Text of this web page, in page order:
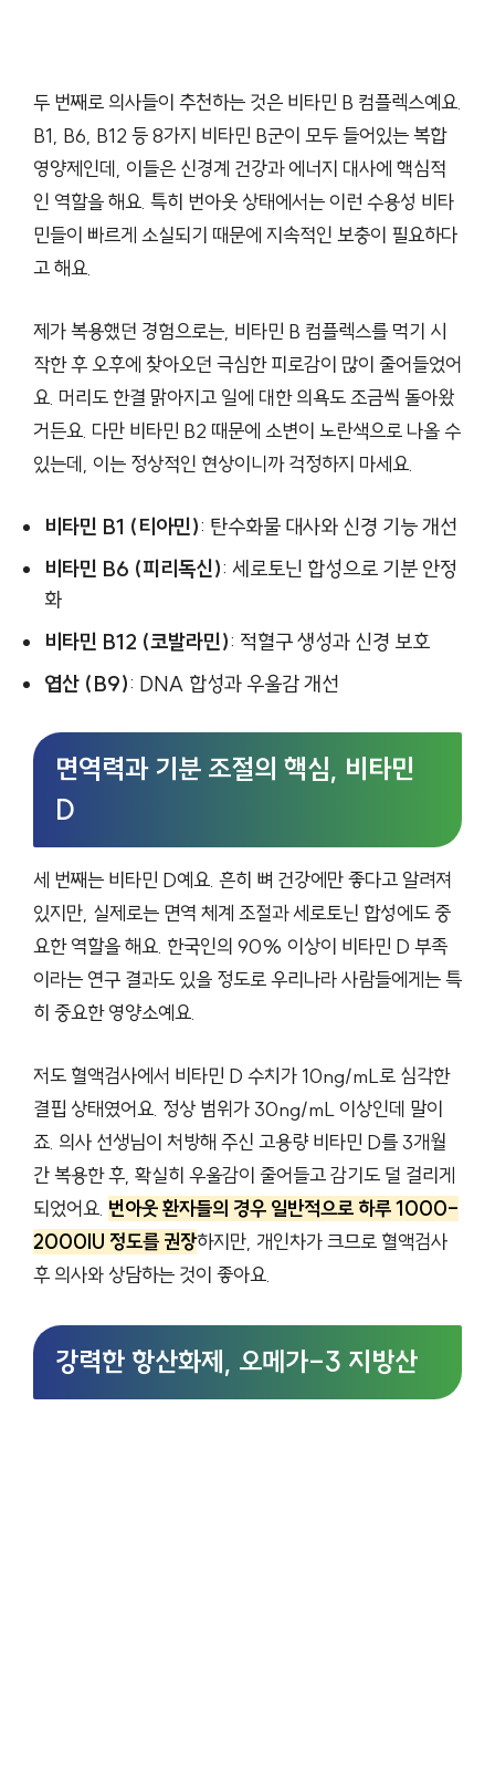
두 번째로 의사들이 추천하는 것은 비타민 B 컴플렉스예요.
B1, B6, B12 등 8가지 비타민 B군이 모두 들어있는 복합
영양제인데, 이들은 신경계 건강과 에너지 대사에 핵심적
인 역할을 해요. 특히 번아웃 상태에서는 이런 수용성 비타
민들이 빠르게 소실되기 때문에 지속적인 보충이 필요하다
고 해요.
제가 복용했던 경험으로는, 비타민 B 컴플렉스를 먹기 시
작한 후 오후에 찾아오던 극심한 피로감이 많이 줄어들었어
요. 머리도 한결 맑아지고 일에 대한 의욕도 조금씩 돌아왔
거든요. 다만 비타민 B2 때문에 소변이 노란색으로 나올 수
있는데, 이는 정상적인 현상이니까 걱정하지 마세요.
비타민 B1 (티아민): 탄수화물 대사와 신경 기능 개선
비타민 B6 (피리독신): 세로토닌 합성으로 기분 안정
화
비타민 B12 (코발라민): 적혈구 생성과 신경 보호
엽산 (B9): DNA 합성과 우울감 개선
면역력과 기분 조절의 핵심, 비타민
D
세 번째는 비타민 D예요. 흔히 뼈 건강에만 좋다고 알려져
있지만, 실제로는 면역 체계 조절과 세로토닌 합성에도 중
요한 역할을 해요. 한국인의 90% 이상이 비타민 D 부족
이라는 연구 결과도 있을 정도로 우리나라 사람들에게는 특
히 중요한 영양소예요.
저도 혈액검사에서 비타민 D 수치가 10ng/mL로 심각한
결핍 상태였어요. 정상 범위가 30ng/mL 이상인데 말이
죠. 의사 선생님이 처방해 주신 고용량 비타민 D를 3개월
간 복용한 후, 확실히 우울감이 줄어들고 감기도 덜 걸리게
되었어요. 번아웃 환자들의 경우 일반적으로 하루 1000-
2000IU 정도를 권장하지만, 개인차가 크므로 혈액검사
후 의사와 상담하는 것이 좋아요.
강력한 항산화제, 오메가-3 지방산